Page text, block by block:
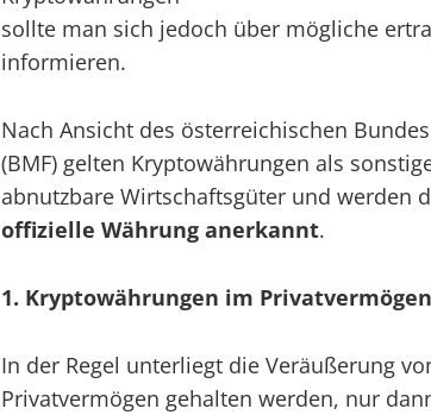
sollte man sich jedoch über mögliche
informieren.
Nach Ansicht des österreichischen
(BMF) gelten Kryptowährungen als
abnutzbare Wirtschaftsgüter und werden
offizielle Währung anerkannt.
1. Kryptowährungen im Privatvermögen
In der Regel unterliegt die Veräußerung
Privatvermögen gehalten werden, nur